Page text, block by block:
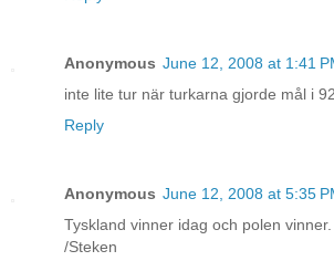
Anonymous June 12, 2008 at 1:41
inte lite tur när turkarna gjorde mål i
Reply
Anonymous June 12, 2008 at 5:35
Tyskland vinner idag och polen vinner.
/Steken